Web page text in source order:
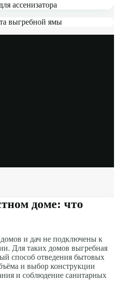
ассенизатора
выгребной ямы
доме: что
и дач не подключены к
Для таких домов выгребная
способ отведения бытовых
и выбор конструкции
и соблюдение санитарных